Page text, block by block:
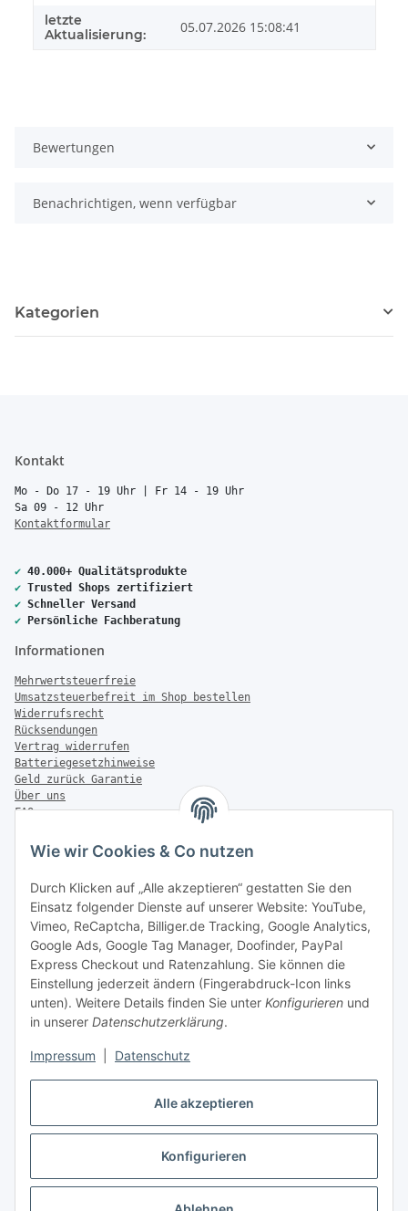
Alle akzeptieren
Konfigurieren
Wie wir Cookies & Co nutzen
Durch Klicken auf „Alle akzeptieren“ gestatten Sie den
Einsatz folgender Dienste auf unserer Website: YouTube,
Vimeo, ReCaptcha, Billiger.de Tracking, Google Analytics,
Google Ads, Google Tag Manager, Doofinder, PayPal
Express Checkout und Ratenzahlung. Sie können die
Einstellung jederzeit ändern (Fingerabdruck-Icon links
unten). Weitere Details finden Sie unter Konfigurieren und
in unserer Datenschutzerklärung.
Impressum Datenschutz
letzte
Aktualisierung:
05.07.2026 15:08:41
Bewertungen
Benachrichtigen, wenn verfügbar
Kategorien
Kontakt
Mo - Do 17 - 19 Uhr | Fr 14 - 19 Uhr
Sa 09 - 12 Uhr
Kontaktformular
✔ 40.000+ Qualitätsprodukte
✔ Trusted Shops zertifiziert
✔ Schneller Versand
✔ Persönliche Fachberatung
Informationen
Mehrwertsteuerfreie
Umsatzsteuerbefreit im Shop bestellen
Widerrufsrecht
Rücksendungen
Vertrag widerrufen
Batteriegesetzhinweise
Geld zurück Garantie
Über uns
FAQ
Zahlung & Versand
Versandinformationen
Sonstiges
* Alle Preise inkl. gesetzlicher USt., zzgl.Versand